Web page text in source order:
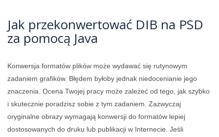
Jak przekonwertować DIB na PSD
za pomocą Java
Konwersja formatów plików może wydawać się rutynowym
zadaniem grafików. Błędem byłoby jednak niedocenianie jego
znaczenia. Ocena Twojej pracy może zależeć od tego, jak szybko
i skutecznie poradzisz sobie z tym zadaniem. Zazwyczaj
oryginalne obrazy wymagają konwersji do formatów lepiej
dostosowanych do druku lub publikacji w Internecie. Jeśli